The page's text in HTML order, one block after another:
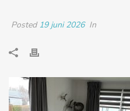
Posted19 juni 2026 In